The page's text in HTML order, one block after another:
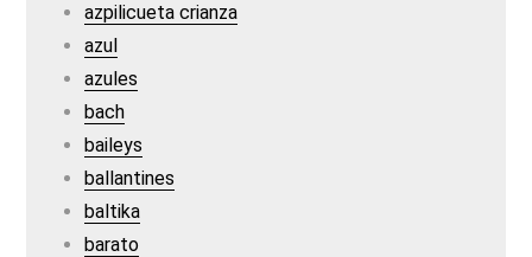
azpilicueta crianza
azul
azules
bach
baileys
ballantines
baltika
barato